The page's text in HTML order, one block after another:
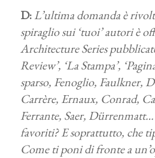
D: L’ultima domanda è
spiraglio sui ‘tuoi’ autori è
Architecture Series
Review’, ‘La Stampa’,
sparso, Fenoglio, Faulkner,
Carrère, Ernaux, Conrad,
Ferrante, Saer,
favoriti? E soprattutto, che
Come ti poni di fronte a